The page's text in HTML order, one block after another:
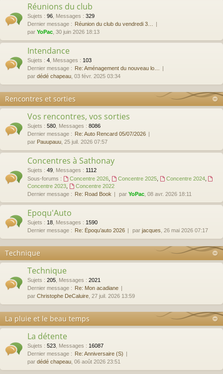
Réunions du club
Sujets : 96 Messages : 329
Dernier message : Réunion du club du vendredi 3…
par YoPac , 30 juin 2026 18:13
Intendance
Sujets : 4 Messages : 103
Dernier message : Re: Aménagement du nouveau lo…
par dédé chapeau , 03 févr. 2025 03:34
Rencontres et sorties
Vos rencontres, vos sorties
Sujets : 580 Messages : 8086
Dernier message : Re: Auto Rencard 05/07/2026
par Pauupauu , 25 juil. 2026 07:57
Concentres à Sathonay
Sujets : 49 Messages : 1112
Sous-forums :
Concentre 2026, Concentre 2025, Concentre 2024,
Concentre 2023
Concentre 2022
Dernier message : Re: Road Book par YoPac , 08 avr. 2026 18:11
Epoqu'Auto
Sujets : 18 Messages : 1590
Dernier message : Re: Époqu’auto 2026 par jacques , 26 mai 2026 07:17
Technique
Technique
Sujets : 205 Messages : 2021
Dernier message : Re: Mon acadiane
par Christophe DeCaluire , 27 juil. 2026 13:59
La pluie et le beau temps
La détente
Sujets : 523 Messages : 16087
Dernier message : Re: Anniversaire (S)
par dédé chapeau , 06 août 2026 23:51